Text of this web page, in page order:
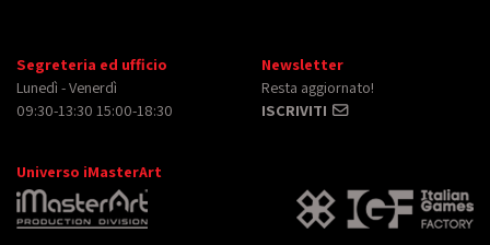
Segreteria ed ufficio
Lunedì - Venerdì
09:30-13:30 15:00-18:30
Newsletter
Resta aggiornato!
ISCRIVITI
Universo iMasterArt